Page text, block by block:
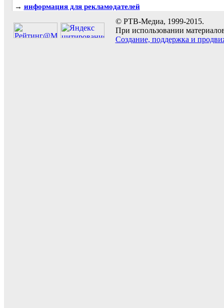
→ информация для рекламодателей
© РТВ-Медиа, 1999-2015.
При использовании
Создание, поддержка и